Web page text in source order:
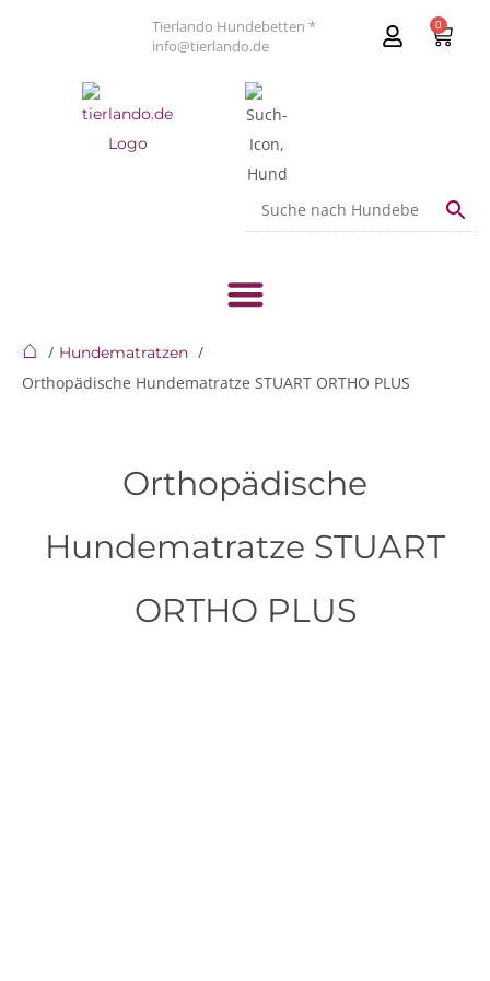
Tierlando Hundebetten *
info@tierlando.de
0
⌂ Hundematratzen
Orthopädische Hundematratze STUART ORTHO PLUS
Orthopädische
Hundematratze STUART
ORTHO PLUS